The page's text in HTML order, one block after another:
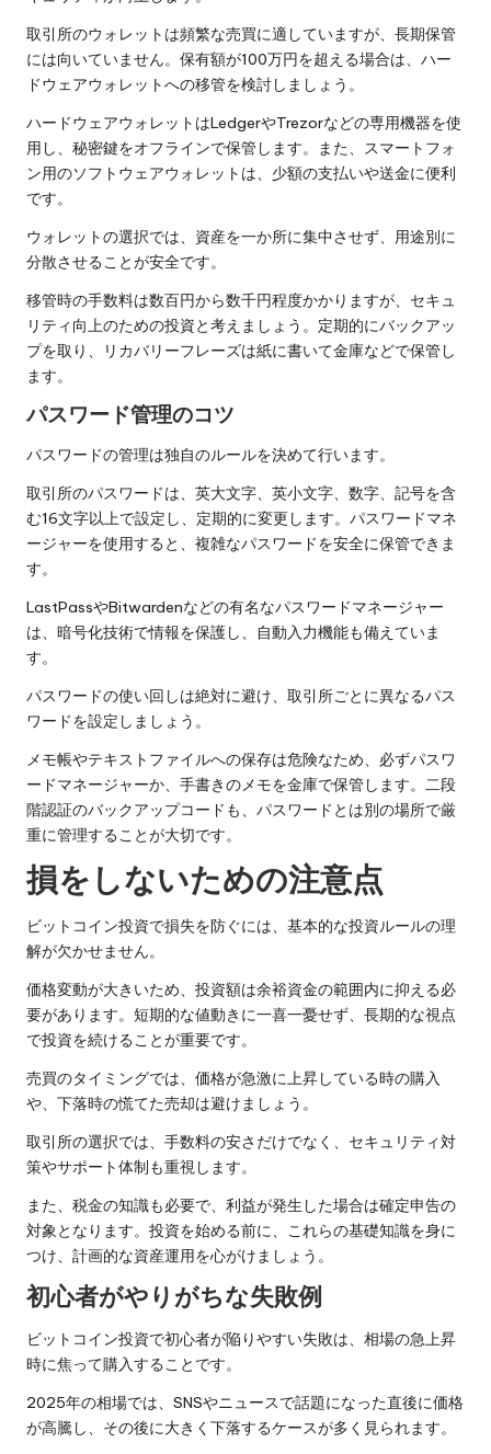
取引所のウォレットは頻繁な売買に適していますが、長期保管
には向いていません。保有額が100万円を超える場合は、ハー
ドウェアウォレットへの移管を検討しましょう。
ハードウェアウォレットはLedgerやTrezorなどの専用機器を使
用し、秘密鍵をオフラインで保管します。また、スマートフォ
ン用のソフトウェアウォレットは、少額の支払いや送金に便利
です。
ウォレットの選択では、資産を一か所に集中させず、用途別に
分散させることが安全です。
移管時の手数料は数百円から数千円程度かかりますが、セキュ
リティ向上のための投資と考えましょう。定期的にバックアッ
プを取り、リカバリーフレーズは紙に書いて金庫などで保管し
ます。
パスワード管理のコツ
パスワードの管理は独自のルールを決めて行います。
取引所のパスワードは、英大文字、英小文字、数字、記号を含
む16文字以上で設定し、定期的に変更します。パスワードマネ
ージャーを使用すると、複雑なパスワードを安全に保管できま
す。
LastPassやBitwardenなどの有名なパスワードマネージャー
は、暗号化技術で情報を保護し、自動入力機能も備えていま
す。
パスワードの使い回しは絶対に避け、取引所ごとに異なるパス
ワードを設定しましょう。
メモ帳やテキストファイルへの保存は危険なため、必ずパスワ
ードマネージャーか、手書きのメモを金庫で保管します。二段
階認証のバックアップコードも、パスワードとは別の場所で厳
重に管理することが大切です。
損をしないための注意点
ビットコイン投資で損失を防ぐには、基本的な投資ルールの理
解が欠かせません。
価格変動が大きいため、投資額は余裕資金の範囲内に抑える必
要があります。短期的な値動きに一喜一憂せず、長期的な視点
で投資を続けることが重要です。
売買のタイミングでは、価格が急激に上昇している時の購入
や、下落時の慌てた売却は避けましょう。
取引所の選択では、手数料の安さだけでなく、セキュリティ対
策やサポート体制も重視します。
また、税金の知識も必要で、利益が発生した場合は確定申告の
対象となります。投資を始める前に、これらの基礎知識を身に
つけ、計画的な資産運用を心がけましょう。
初心者がやりがちな失敗例
ビットコイン投資で初心者が陥りやすい失敗は、相場の急上昇
時に焦って購入することです。
2025年の相場では、SNSやニュースで話題になった直後に価格
が高騰し、その後に大きく下落するケースが多く見られます。